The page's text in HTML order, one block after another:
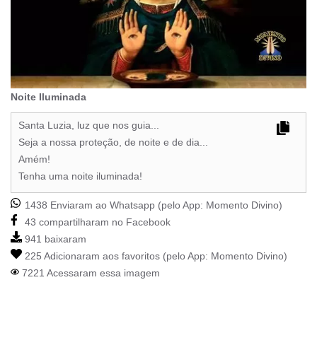
Noite Iluminada
Santa Luzia, luz que nos guia...
Seja a nossa proteção, de noite e de dia...
Amém!
Tenha uma noite iluminada!
1438 Enviaram ao Whatsapp (pelo App: Momento Divino)
43 compartilharam no Facebook
941 baixaram
225 Adicionaram aos favoritos (pelo App: Momento Divino)
7221 Acessaram essa imagem